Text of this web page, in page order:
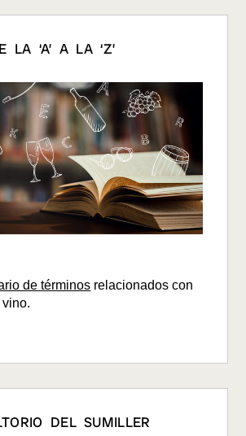
LA ‘A’ A LA ‘Z’
de términos relacionados con
DEL SUMILLER